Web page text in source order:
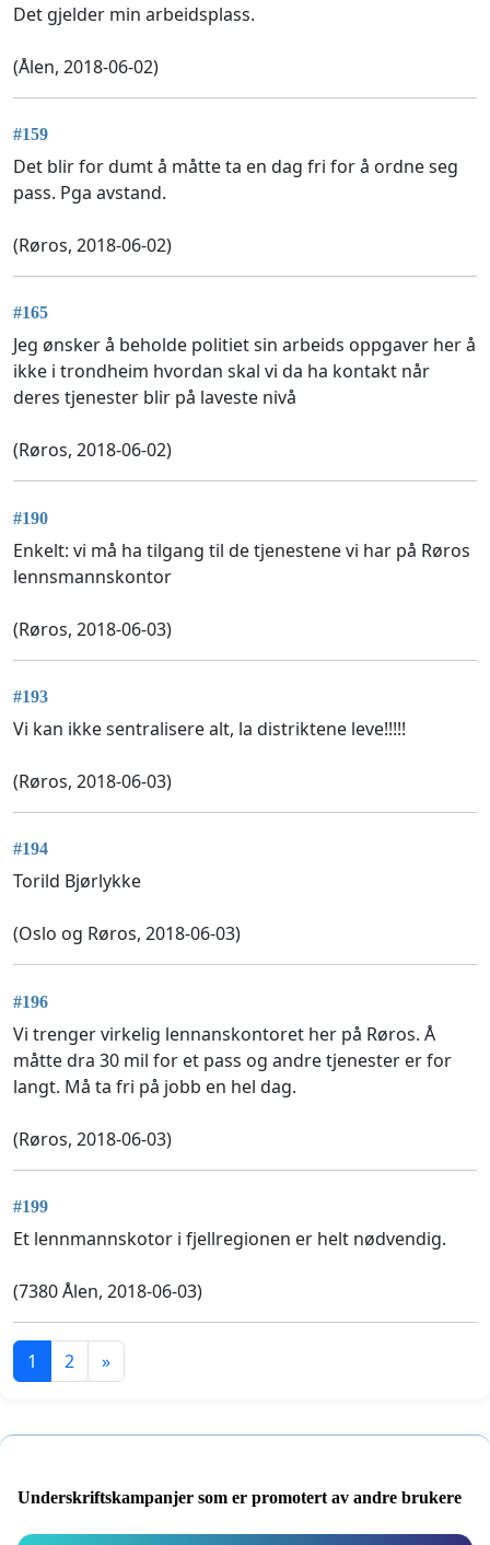
Det gjelder min arbeidsplass.
(Ålen, 2018-06-02)
#159
Det blir for dumt å måtte ta en dag fri for å ordne seg
pass. Pga avstand.
(Røros, 2018-06-02)
#165
Jeg ønsker å beholde politiet sin arbeids oppgaver her å
ikke i trondheim hvordan skal vi da ha kontakt når
deres tjenester blir på laveste nivå
(Røros, 2018-06-02)
#190
Enkelt: vi må ha tilgang til de tjenestene vi har på Røros
lennsmannskontor
(Røros, 2018-06-03)
#193
Vi kan ikke sentralisere alt, la distriktene leve!!!!!
(Røros, 2018-06-03)
#194
Torild Bjørlykke
(Oslo og Røros, 2018-06-03)
#196
Vi trenger virkelig lennanskontoret her på Røros. Å
måtte dra 30 mil for et pass og andre tjenester er for
langt. Må ta fri på jobb en hel dag.
(Røros, 2018-06-03)
#199
Et lennmannskotor i fjellregionen er helt nødvendig.
(7380 Ålen, 2018-06-03)
1 2 »
Underskriftskampanjer som er promotert av andre brukere